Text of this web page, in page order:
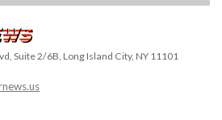
Suite 2/6B, Long Island City, NY 11101